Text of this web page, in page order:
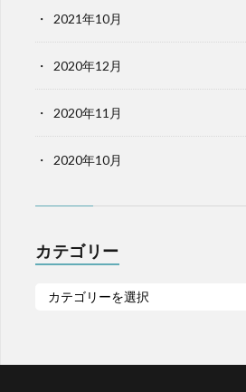
2021年10月
2020年12月
2020年11月
2020年10月
カテゴリー